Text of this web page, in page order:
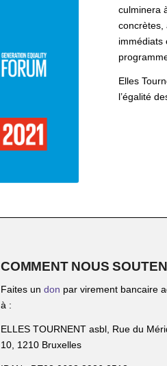
culminera
concrètes,
immédiats
Elles
l’égalité
COMMENT NOUS
Faites un don par virement bancaire
à :
ELLES TOURNENT asbl, Rue du
10, 1210 Bruxelles